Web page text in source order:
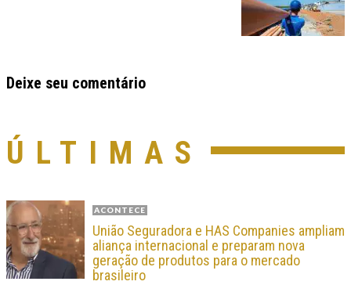
Deixe seu comentário
ÚLTIMAS
ACONTECE
União Seguradora e HAS Companies ampliam
aliança internacional e preparam nova
geração de produtos para o mercado
brasileiro